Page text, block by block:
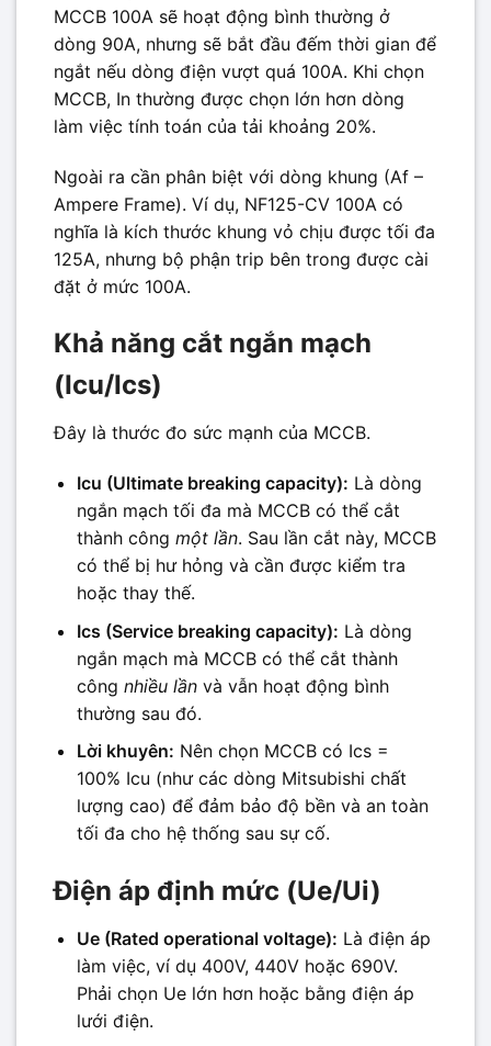
MCCB 100A sẽ hoạt động bình thường ở
dòng 90A, nhưng sẽ bắt đầu đếm thời gian để
ngắt nếu dòng điện vượt quá 100A. Khi chọn
MCCB, In thường được chọn lớn hơn dòng
làm việc tính toán của tải khoảng 20%.
Ngoài ra cần phân biệt với dòng khung (Af –
Ampere Frame). Ví dụ, NF125-CV 100A có
nghĩa là kích thước khung vỏ chịu được tối đa
125A, nhưng bộ phận trip bên trong được cài
đặt ở mức 100A.
Khả năng cắt ngắn mạch
(Icu/Ics)
Đây là thước đo sức mạnh của MCCB.
Icu (Ultimate breaking capacity): Là dòng
ngắn mạch tối đa mà MCCB có thể cắt
thành công một lần. Sau lần cắt này, MCCB
có thể bị hư hỏng và cần được kiểm tra
hoặc thay thế.
Ics (Service breaking capacity): Là dòng
ngắn mạch mà MCCB có thể cắt thành
công nhiều lầnvà vẫn hoạt động bình
thường sau đó.
Lời khuyên: Nên chọn MCCB có Ics =
100% Icu (như các dòng Mitsubishi chất
lượng cao) để đảm bảo độ bền và an toàn
tối đa cho hệ thống sau sự cố.
Điện áp định mức (Ue/Ui)
Ue (Rated operational voltage): Là điện áp
làm việc, ví dụ 400V, 440V hoặc 690V.
Phải chọn Ue lớn hơn hoặc bằng điện áp
lưới điện.